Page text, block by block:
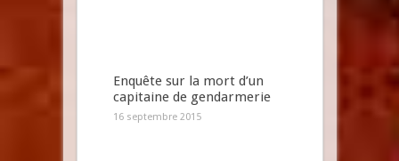
Enquête sur la mort d’un
capitaine de gendarmerie
16 septembre 2015